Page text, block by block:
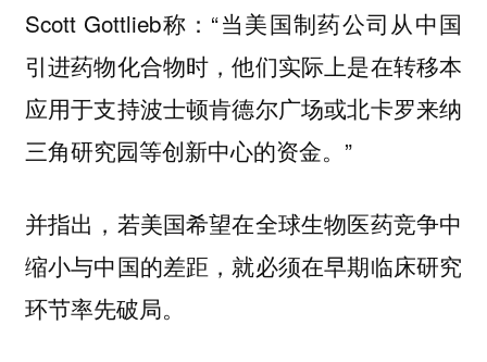
Scott Gottlieb称：“当美国制药公司从中国
引进药物化合物时，他们实际上是在转移本
应用于支持波士顿肯德尔广场或北卡罗来纳
三角研究园等创新中心的资金。”
并指出，若美国希望在全球生物医药竞争中
缩小与中国的差距，就必须在早期临床研究
环节率先破局。